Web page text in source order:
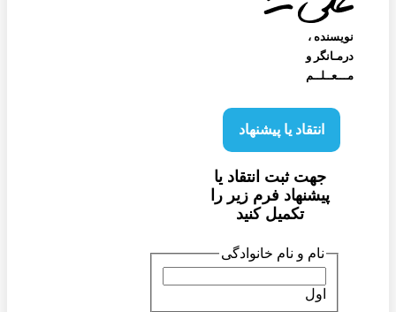
نویسنده‌ ،
درمـانگر و
مـــعــلــم
انتقاد یا پیشنهاد
جهت ثبت انتقاد یا
پیشنهاد فرم زیر را
تکمیل کنید
نام و نام خانوادگی